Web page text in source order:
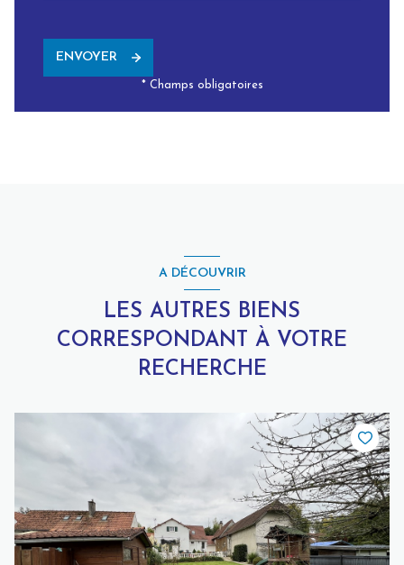
ENVOYER
* Champs obligatoires
A DÉCOUVRIR
LES AUTRES BIENS
CORRESPONDANT À VOTRE
RECHERCHE